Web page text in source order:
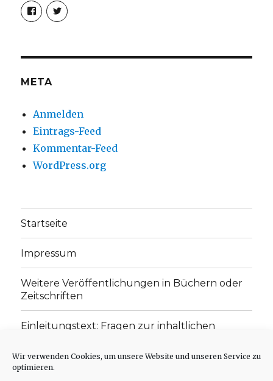
Wir verwenden Cookies, um unsere Website und unseren Service zu
optimieren.
Profil
von
christoph.fleischer1
anzeigen
Profil
von
anzeigen
META
Anmelden
Eintrags-Feed
Kommentar-Feed
WordPress.org
Startseite
Impressum
Weitere Veröffentlichungen in Büchern oder
Zeitschriften
Einleitungstext: Fragen zur inhaltlichen
„schwachen Glaubens“